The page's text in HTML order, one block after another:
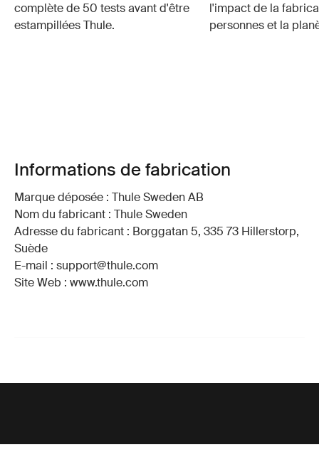
complète de 50 tests avant d'être
estampillées Thule.
l'impact de la
personnes et la
Informations de fabrication
Marque déposée : Thule Sweden AB
Nom du fabricant : Thule Sweden
Adresse du fabricant : Borggatan 5, 335 73 Hillerstorp,
Suède
E-mail : support@thule.com
Site Web : www.thule.com